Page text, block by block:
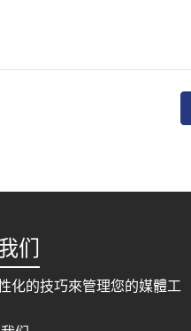
们
化的技巧來管理您的媒體工